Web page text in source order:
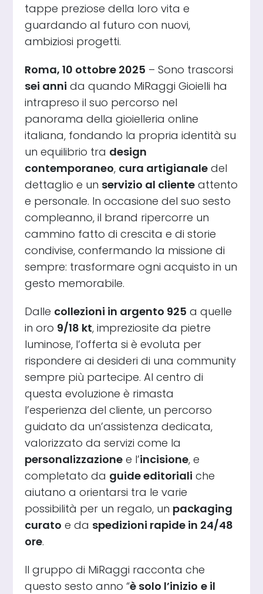
tappe preziose della loro vita e
guardando al futuro con nuovi,
ambiziosi progetti.
Roma, 10 ottobre 2025 – Sono trascorsi
sei anni da quando MiRaggi Gioielli ha
intrapreso il suo percorso nel
panorama della gioielleria online
italiana, fondando la propria identità su
un equilibrio tra design
contemporaneo, cura artigianale del
dettaglio e un servizio al cliente attento
e personale. In occasione del suo sesto
compleanno, il brand ripercorre un
cammino fatto di crescita e di storie
condivise, confermando la missione di
sempre: trasformare ogni acquisto in un
gesto memorabile.
Dalle collezioni in argento 925 a quelle
in oro 9/18 kt, impreziosite da pietre
luminose, l’offerta si è evoluta per
rispondere ai desideri di una community
sempre più partecipe. Al centro di
questa evoluzione è rimasta
l’esperienza del cliente, un percorso
guidato da un’assistenza dedicata,
valorizzato da servizi come la
personalizzazione e l’incisione, e
completato da guide editoriali che
aiutano a orientarsi tra le varie
possibilità per un regalo, un packaging
curato e da spedizioni rapide in 24/48
ore.
Il gruppo di MiRaggi racconta che
questo sesto anno “è solo l’inizio e il